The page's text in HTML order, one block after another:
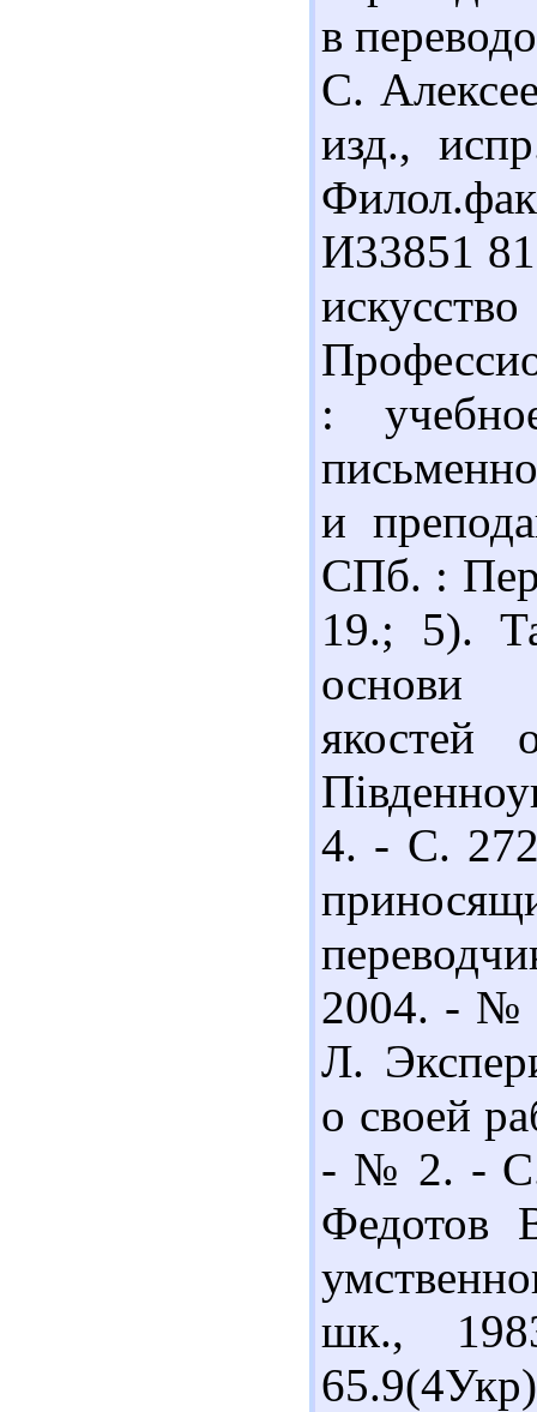
в
С.
изд.,
И33851
:
и
СПб. :
19.; 5).
основи
якостей
4. - С.
2004. - №
Л.
о своей
- № 2. - С.
Федотов
шк.,